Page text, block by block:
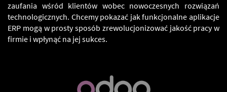
zaufania wśród klientów wobec nowoczesnych rozwiązań
technologicznych. Chcemy pokazać jak funkcjonalne aplikacje
ERP mogą w prosty sposób zrewolucjonizować jakość pracy w
firmie i wpłynąć na jej sukces.